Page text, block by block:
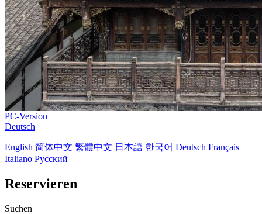
PC-Version
Deutsch
English 简体中文 繁體中文 日本語 한국어 Deutsch Français
Italiano Русский
Reservieren
Suchen